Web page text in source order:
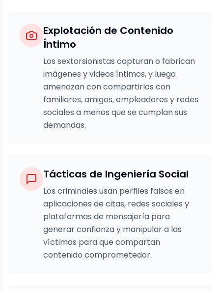
Explotación de Contenido
Íntimo
Los sextorsionistas capturan o fabrican
imágenes y videos íntimos, y luego
amenazan con compartirlos con
familiares, amigos, empleadores y redes
sociales a menos que se cumplan sus
demandas.
Tácticas de Ingeniería Social
Los criminales usan perfiles falsos en
aplicaciones de citas, redes sociales y
plataformas de mensajería para
generar confianza y manipular a las
víctimas para que compartan
contenido comprometedor.